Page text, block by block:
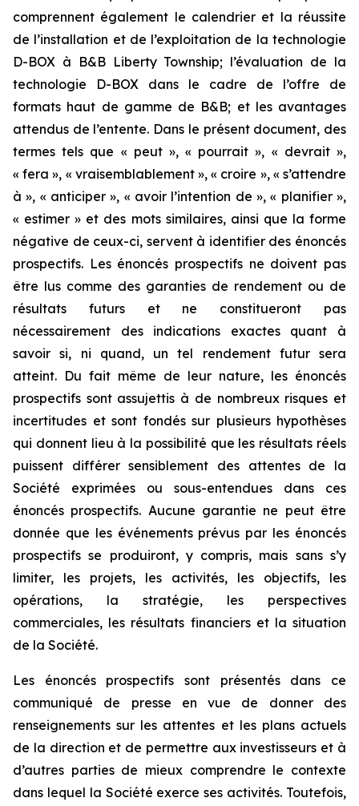
comprennent également le calendrier et la réussite
de l’installation et de l’exploitation de la technologie
D-BOX à B&B Liberty Township; l’évaluation de la
technologie D-BOX dans le cadre de l’offre de
formats haut de gamme de B&B; et les avantages
attendus de l’entente. Dans le présent document, des
termes tels que « peut », « pourrait », « devrait »,
« fera », « vraisemblablement », « croire », « s’attendre
à », « anticiper », « avoir l’intention de », « planifier »,
« estimer » et des mots similaires, ainsi que la forme
négative de ceux-ci, servent à identifier des énoncés
prospectifs. Les énoncés prospectifs ne doivent pas
être lus comme des garanties de rendement ou de
résultats futurs et ne constitueront pas
nécessairement des indications exactes quant à
savoir si, ni quand, un tel rendement futur sera
atteint. Du fait même de leur nature, les énoncés
prospectifs sont assujettis à de nombreux risques et
incertitudes et sont fondés sur plusieurs hypothèses
qui donnent lieu à la possibilité que les résultats réels
puissent différer sensiblement des attentes de la
Société exprimées ou sous-entendues dans ces
énoncés prospectifs. Aucune garantie ne peut être
donnée que les événements prévus par les énoncés
prospectifs se produiront, y compris, mais sans s’y
limiter, les projets, les activités, les objectifs, les
opérations, la stratégie, les perspectives
commerciales, les résultats financiers et la situation
de la Société.
Les énoncés prospectifs sont présentés dans ce
communiqué de presse en vue de donner des
renseignements sur les attentes et les plans actuels
de la direction et de permettre aux investisseurs et à
d’autres parties de mieux comprendre le contexte
dans lequel la Société exerce ses activités. Toutefois,